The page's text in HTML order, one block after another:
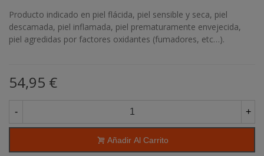
Producto indicado en piel flácida, piel sensible y seca, piel
descamada, piel inflamada, piel prematuramente envejecida,
piel agredidas por factores oxidantes (fumadores, etc…).
54,95 €
- +
Añadir Al Carrito